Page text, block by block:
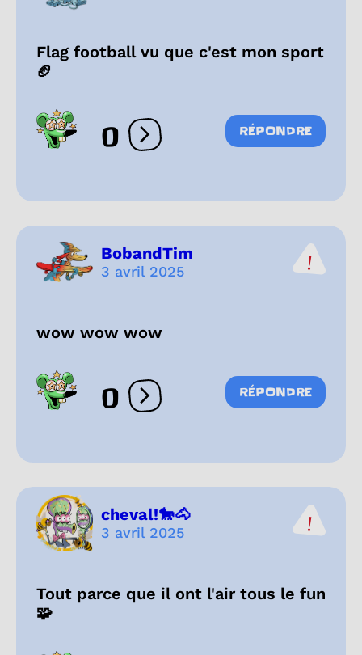
Flag football vu que c'est mon sport
🏈
0 Ouvrir les réactions
RÉPONDRE
BobandTim
3 avril 2025
wow wow wow
0 Ouvrir les réactions
RÉPONDRE
cheval!🐎🐴
3 avril 2025
Tout parce que il ont l'air tous le fun
🧩